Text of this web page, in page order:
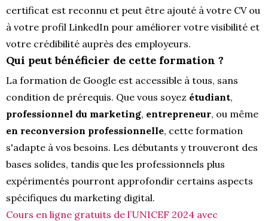
certificat est reconnu et peut être ajouté à votre CV ou
à votre profil LinkedIn pour améliorer votre visibilité et
votre crédibilité auprès des employeurs.
Qui peut bénéficier de cette formation ?
La formation de Google est accessible à tous, sans
condition de prérequis. Que vous soyez étudiant,
professionnel du marketing, entrepreneur, ou même
en reconversion professionnelle, cette formation
s'adapte à vos besoins. Les débutants y trouveront des
bases solides, tandis que les professionnels plus
expérimentés pourront approfondir certains aspects
spécifiques du marketing digital.
Cours en ligne gratuits de l’UNICEF 2024 avec